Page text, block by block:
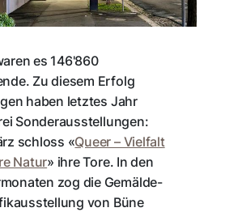
es 146'860
Zu diesem Erfolg
haben letztes Jahr
Sonderausstellungen:
schloss «Queer – Vielfalt
Natur» ihre Tore. In den
zog die Gemälde-
von Büne